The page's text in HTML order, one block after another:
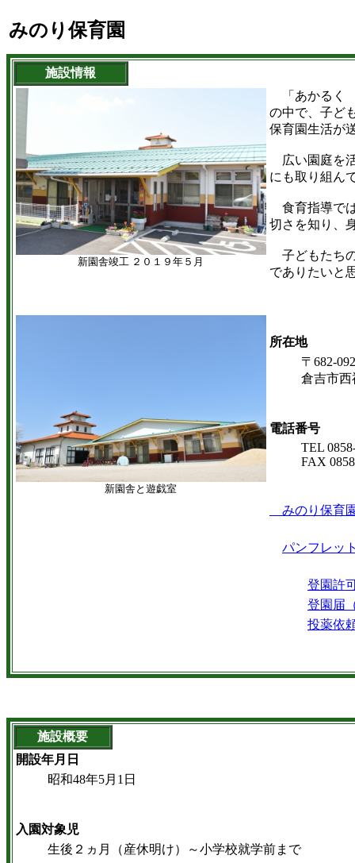
みのり保育園
施設情報
新園舎竣工 ２０１９年５月
「あかるく
の中で、子ど
保育園生活が
広い園庭を
にも取り組ん
食育指導で
切さを知り、
子どもたち
でありたいと
新園舎と遊戯室
所在地
〒682-
倉吉市西
電話番号
TEL
FAX
みのり保育
パンフレッ
登園許
登園届
投薬依
施設概要
開設年月日
昭和48年5月1日
入園対象児
生後２ヵ月（産休明け）～小学校就学前まで